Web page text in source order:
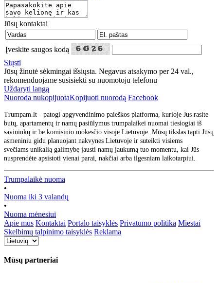
Jūsų kontaktai
Įveskite saugos kodą
Siųsti
Jūsų žinutė sėkmingai išsiųsta. Negavus atsakymo per 24 val.,
rekomenduojame susisiekti su nuomotoju telefonu
Uždaryti langą
Nuoroda nukopijuotaKopijuoti nuorodą Facebook
Trumpam.lt - patogi apgyvendinimo paieškos platforma, kurioje Jus rasite
butų, apartamentų ir namų pasiūlymus trumpalaikei nuomai tiesiogiai iš
savininkų ir be komisinio mokesčio visoje Lietuvoje. Mūsų tikslas tapti Jūsų
asmeniniu gidu planuojant nakvynes Lietuvoje ir suteikti visiems
svečiams unikalią galimybę jausti namų jaukumą tuo momentu, kai Jūs
nusprendėte apsistoti vienai parai, nakčiai arba ilgesniam laikotarpiui.
Trumpalaikė nuoma
•
Nuoma iki 3 valandų
•
Nuoma mėnesiui
Apie mus Kontaktai Portalo taisyklės Privatumo politika Miestai
Skelbimų talpinimo taisyklės Reklama
Mūsų partneriai